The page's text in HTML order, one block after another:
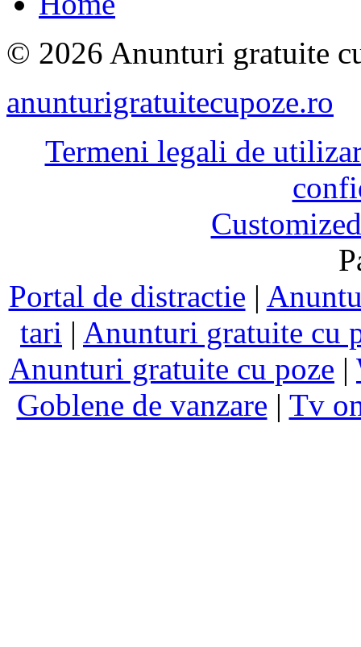
© 2026 Anunturi gratuite
anunturigratuitecupoze.ro
Termeni legali de
Portal de distractie |
tari | Anunturi gratuite cu
Anunturi gratuite cu poze |
Goblene de vanzare | Tv